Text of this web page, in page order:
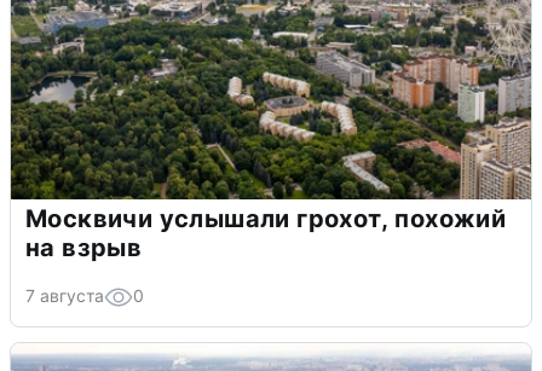
Москвичи услышали грохот, похожий
на взрыв
7 августа 0